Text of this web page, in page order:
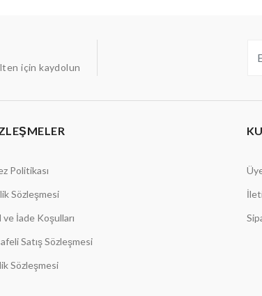
için kaydolun
Politikası
Sözleşmesi
ve İade Koşulları
Satış Sözleşmesi
Sözleşmesi